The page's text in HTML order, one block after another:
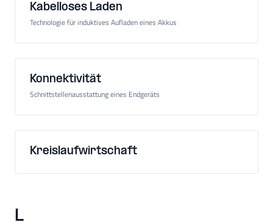
Kabelloses Laden
Technologie für induktives Aufladen eines Akkus
Konnektivität
Schnittstellenausstattung eines Endgeräts
Kreislaufwirtschaft
L